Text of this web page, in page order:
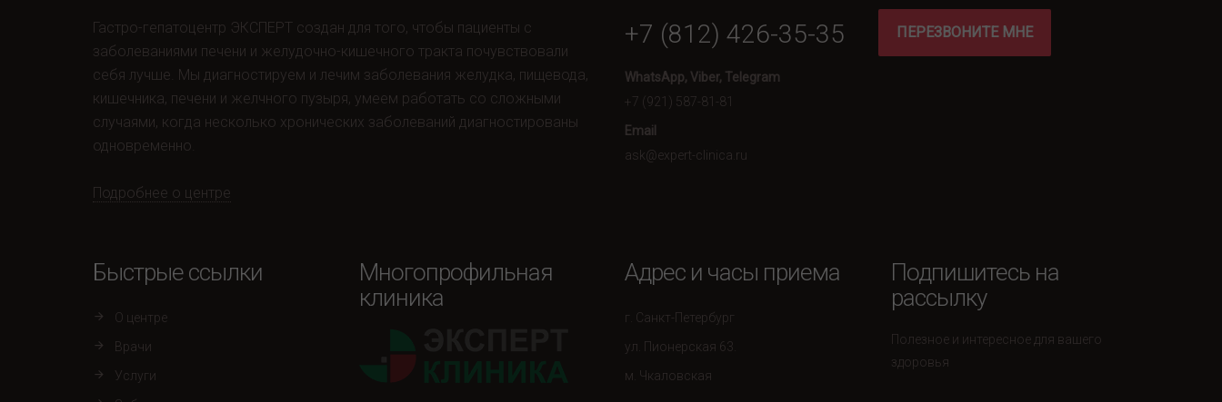
Гастро-гепатоцентр ЭКСПЕРТ создан для того, чтобы пациенты с
заболеваниями печени и желудочно-кишечного тракта почувствовали
себя лучше. Мы диагностируем и лечим заболевания желудка, пищевода,
кишечника, печени и желчного пузыря, умеем работать со сложными
случаями, когда несколько хронических заболеваний диагностированы
одновременно.
Подробнее о центре
+7 (812) 426-35-35
WhatsApp, Viber, Telegram
+7 (921) 587-81-81
Email
ask@expert-clinica.ru
ПЕРЕЗВОНИТЕ МНЕ
Быстрые ссылки
О центре
Врачи
Услуги
Многопрофильная
клиника
Адрес и часы приема
г. Санкт-Петербург
ул. Пионерская 63.
м. Чкаловская
Подпишитесь на
рассылку
Полезное и интересное для вашего
здоровья